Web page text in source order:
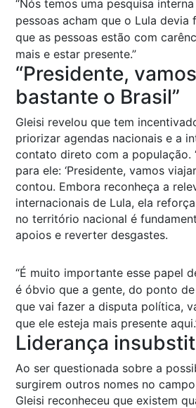
“Nós temos uma pesquisa
pessoas acham que o Lula devia
que as pessoas estão com
mais e estar presente.”
“Presidente,
bastante o Brasil”
Gleisi revelou que tem
priorizar agendas nacionais e a
contato direto com a população.
para ele: ‘Presidente, vamos
contou. Embora reconheça a
internacionais de Lula, ela
no território nacional é
apoios e reverter desgastes.
“É muito importante esse papel
é óbvio que a gente, do ponto
que vai fazer a disputa política,
que ele esteja mais presente
Liderança
Ao ser questionada sobre a
surgirem outros nomes no
Gleisi reconheceu que existem